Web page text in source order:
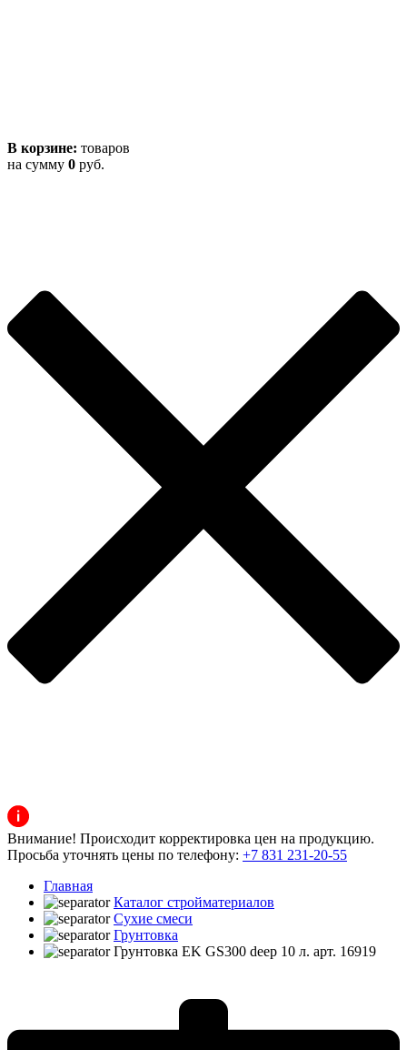
В корзине: товаров
на сумму 0 руб.
Внимание! Происходит корректировка цен на продукцию.
Просьба уточнять цены по телефону: +7 831 231-20-55
Главная
Каталог стройматериалов
Сухие смеси
Грунтовка
Грунтовка EK GS300 deep 10 л. арт. 16919